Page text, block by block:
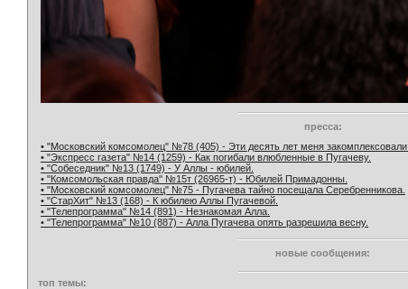
пресса:
• "Московский комсомолец" №78 (405) - Эти десять лет меня закомплексовали.
• "Экспресс газета" №14 (1259) - Как погибали влюбленные в Пугачеву.
• "Собеседник" №13 (1749) - У Аллы - юбилей.
• "Комсомольская правда" №15т (26965-т) - Юбилей Примадонны.
• "Московский комсомолец" №75 - Пугачева тайно посещала Серебренникова.
• "СтарХит" №13 (168) - К юбилею Аллы Пугачевой.
• "Телепрограмма" №14 (891) - Незнакомая Алла.
• "Телепрограмма" №10 (887) - Алла Пугачева опять разрешила весну.
новые сообщения:
топ темы: